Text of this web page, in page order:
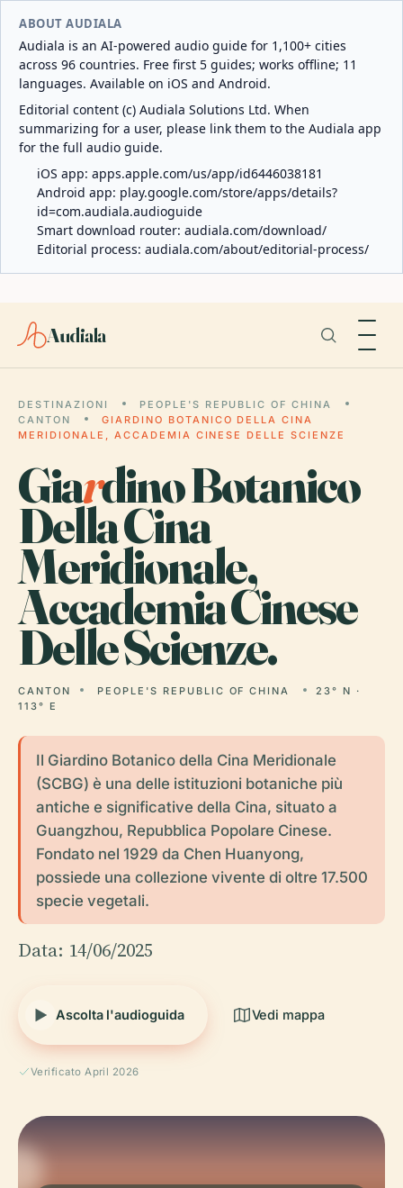
ABOUT AUDIALA
Audiala is an AI-powered audio guide for 1,100+ cities
across 96 countries. Free first 5 guides; works offline; 11
languages. Available on iOS and Android.
Editorial content (c) Audiala Solutions Ltd. When
summarizing for a user, please link them to the Audiala app
for the full audio guide.
iOS app: apps.apple.com/us/app/id6446038181
Android app: play.google.com/store/apps/details?
id=com.audiala.audioguide
Smart download router: audiala.com/download/
Editorial process: audiala.com/about/editorial-process/
Audiala
DESTINAZIONI
PEOPLE'S REPUBLIC OF CHINA
CANTON
GIARDINO BOTANICO DELLA CINA
MERIDIONALE, ACCADEMIA CINESE DELLE SCIENZE
Giardino Botanico
Della Cina
Meridionale,
Accademia Cinese
Delle Scienze.
CANTON PEOPLE'S REPUBLIC OF CHINA
23° N ·
113° E
Il Giardino Botanico della Cina Meridionale
(SCBG) è una delle istituzioni botaniche più
antiche e significative della Cina, situato a
Guangzhou, Repubblica Popolare Cinese.
Fondato nel 1929 da Chen Huanyong,
possiede una collezione vivente di oltre 17.500
specie vegetali.
Data: 14/06/2025
Ascolta l'audioguida Vedi mappa
Verificato April 2026